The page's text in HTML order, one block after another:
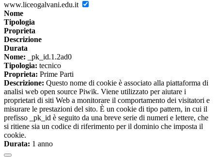
www.liceogalvani.edu.it
Nome
Tipologia
Proprieta
Descrizione
Durata
Nome: _pk_id.1.2ad0
Tipologia: tecnico
Proprieta: Prime Parti
Descrizione: Questo nome di cookie è associato alla piattaforma di
analisi web open source Piwik. Viene utilizzato per aiutare i
proprietari di siti Web a monitorare il comportamento dei visitatori e
misurare le prestazioni del sito. È un cookie di tipo pattern, in cui il
prefisso _pk_id è seguito da una breve serie di numeri e lettere, che
si ritiene sia un codice di riferimento per il dominio che imposta il
cookie.
Durata: 1 anno